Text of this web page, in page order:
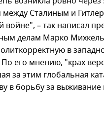
между Сталиным и
– так написал
делам Марко
в
его мнению, "крах
за этим глобальная
в борьбу за выживание